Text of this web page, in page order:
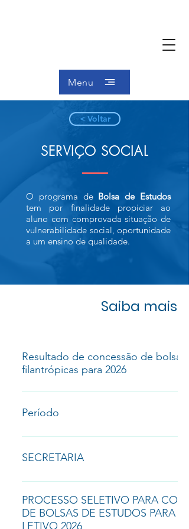
Menu
< Voltar
SERVIÇO SOCIAL
O programa de Bolsa de Estudos
tem por finalidade propiciar ao
aluno com comprovada situação de
vulnerabilidade social, oportunidade
a um ensino de qualidade.
Saiba mais
Resultado de concessão de bolsas
filantrópicas para 2026
Resultado
Período
**ENCERRAMENTO DAS MATRÍCULAS
SECRETARIA
2129.5926
informações
PROCESSO SELETIVO PARA
DE BOLSAS DE ESTUDOS PARA O ANO
LETIVO 2026